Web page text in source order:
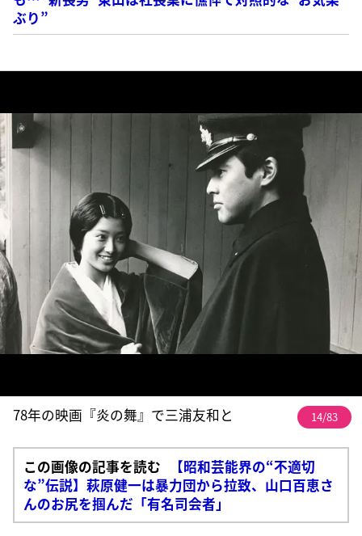
ぶり”
78年の映画『炎の舞』で三浦友和と 14/83
この画像の記事を読む
【昭和芸能界の“不適切
な”伝説】萩原健一は暴力団から拉致、山口百恵さ
んのお尻を掴んだ「有名司会者」